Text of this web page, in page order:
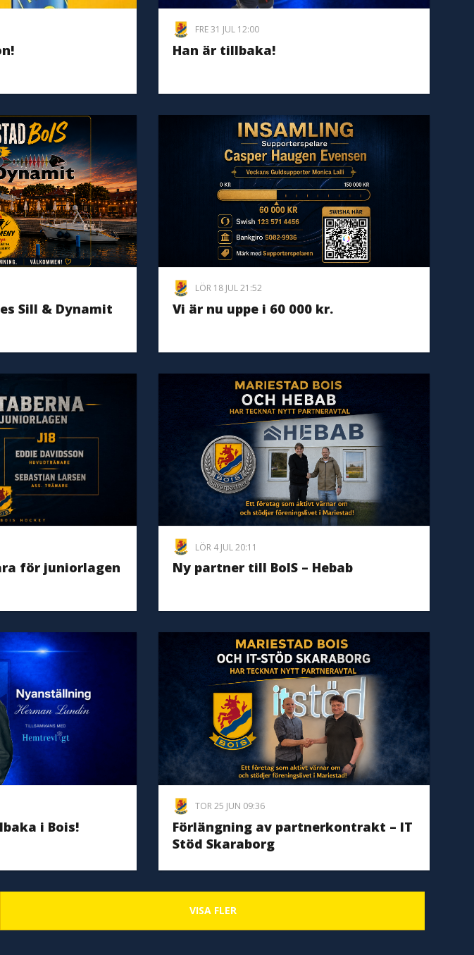
FRE 31 JUL 12:00
Han är tillbaka!
Sill & Dynamit
LÖR 18 JUL 21:52
Vi är nu uppe i 60 000 kr.
för juniorlagen
LÖR 4 JUL 20:11
Ny partner till BoIS – Hebab
i Bois!
TOR 25 JUN 09:36
Förlängning av partnerkontrakt – IT
Stöd Skaraborg
VISA FLER